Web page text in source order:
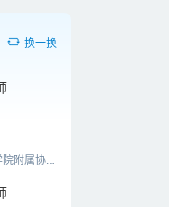
换一换
附属协和